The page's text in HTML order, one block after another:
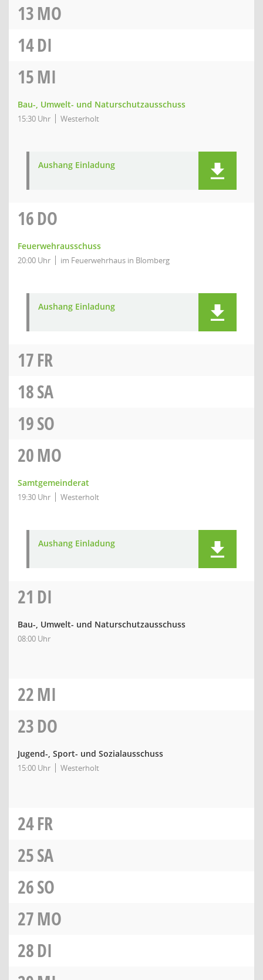
13MO
14DI
15MI
Bau-, Umwelt- und Naturschutzausschuss
15:30 Uhr Westerholt
Aushang Einladung
16DO
Feuerwehrausschuss
20:00 Uhr im Feuerwehrhaus in Blomberg
Aushang Einladung
17FR
18SA
19SO
20MO
Samtgemeinderat
19:30 Uhr Westerholt
Aushang Einladung
21 DI
Bau-, Umwelt- und Naturschutzausschuss
08:00 Uhr
22MI
23DO
Jugend-, Sport- und Sozialausschuss
15:00 Uhr Westerholt
24FR
25SA
26SO
27MO
28DI